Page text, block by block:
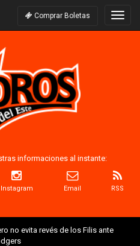
Comprar Boletas
informaciones al instante:
Instagram Email RSS
no evita revés de los Filis ante